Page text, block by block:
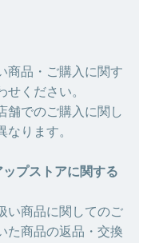
商品・ご購入に関す
ください。
舗でのご購入に関し
なります。
プストアに関する
い商品に関してのご
た商品の返品・交換